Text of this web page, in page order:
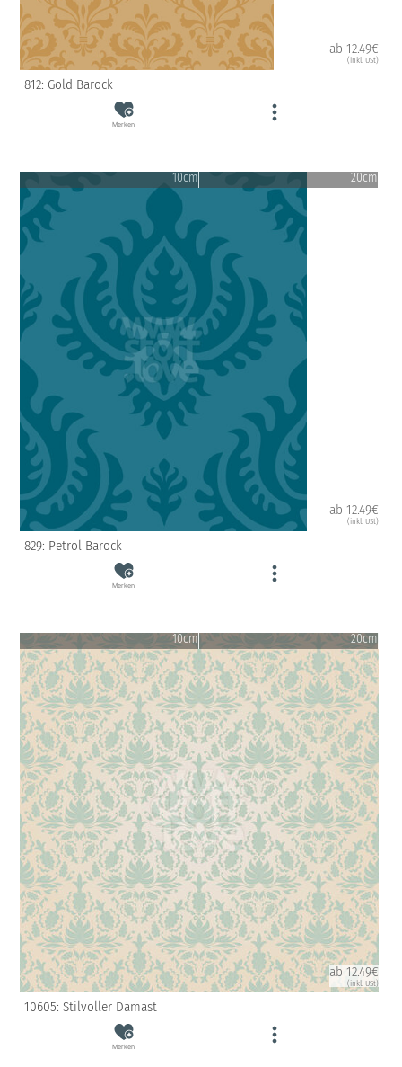
ab 12.49€
(inkl. USt)
812: Gold Barock
Merken
10cm 20cm
ab 12.49€
(inkl. USt)
829: Petrol Barock
Merken
10cm 20cm
ab 12.49€
(inkl. USt)
10605: Stilvoller Damast
Merken